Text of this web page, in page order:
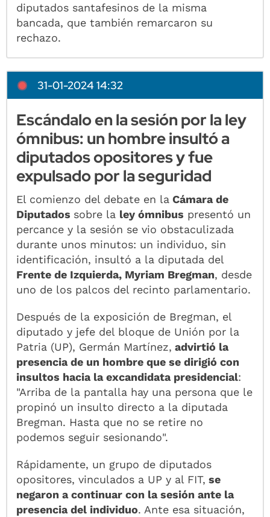
diputados santafesinos de la misma
bancada, que también remarcaron su
rechazo.
31-01-2024 14:32
Escándalo en la sesión por la ley
ómnibus: un hombre insultó a
diputados opositores y fue
expulsado por la seguridad
El comienzo del debate en la Cámara de
Diputados sobre la ley ómnibus presentó un
percance y la sesión se vio obstaculizada
durante unos minutos: un individuo, sin
identificación, insultó a la diputada del
Frente de Izquierda, Myriam Bregman, desde
uno de los palcos del recinto parlamentario.
Después de la exposición de Bregman, el
diputado y jefe del bloque de Unión por la
Patria (UP), Germán Martínez, advirtió la
presencia de un hombre que se dirigió con
insultos hacia la excandidata presidencial:
"Arriba de la pantalla hay una persona que le
propinó un insulto directo a la diputada
Bregman. Hasta que no se retire no
podemos seguir sesionando".
Rápidamente, un grupo de diputados
opositores, vinculados a UP y al FIT, se
negaron a continuar con la sesión ante la
presencia del individuo. Ante esa situación,